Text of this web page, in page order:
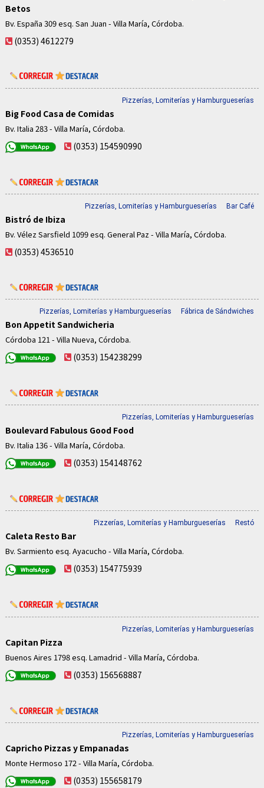
Betos
Bv. España 309 esq. San Juan - Villa María, Córdoba.
(0353) 4612279
Pizzerías, Lomiterías y Hamburgueserías
Big Food Casa de Comidas
Bv. Italia 283 - Villa María, Córdoba.
(0353) 154590990
Pizzerías, Lomiterías y Hamburgueserías Bar Café
Bistró de Ibiza
Bv. Vélez Sarsfield 1099 esq. General Paz - Villa María, Córdoba.
(0353) 4536510
Pizzerías, Lomiterías y Hamburgueserías Fábrica de Sándwiches
Bon Appetit Sandwicheria
Córdoba 121 - Villa Nueva, Córdoba.
(0353) 154238299
Pizzerías, Lomiterías y Hamburgueserías
Boulevard Fabulous Good Food
Bv. Italia 136 - Villa María, Córdoba.
(0353) 154148762
Pizzerías, Lomiterías y Hamburgueserías Restó
Caleta Resto Bar
Bv. Sarmiento esq. Ayacucho - Villa María, Córdoba.
(0353) 154775939
Pizzerías, Lomiterías y Hamburgueserías
Capitan Pizza
Buenos Aires 1798 esq. Lamadrid - Villa María, Córdoba.
(0353) 156568887
Pizzerías, Lomiterías y Hamburgueserías
Capricho Pizzas y Empanadas
Monte Hermoso 172 - Villa María, Córdoba.
(0353) 155658179